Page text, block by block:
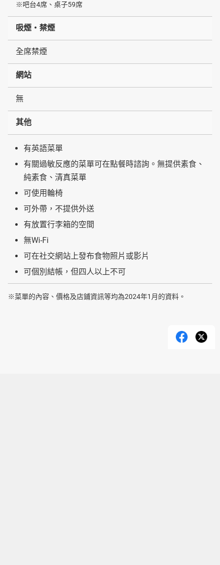
※吧台4席、桌子59席
吸煙・禁煙
全席禁煙
網站
無
其他
有英語菜單
有關過敏反應的菜單可在點餐時諮詢。無提供素食、
純素食、清真菜單
可使用輪椅
可外帶，不提供外送
有放置行李箱的空間
無Wi-Fi
可在社交網站上發布食物照片或影片
可個別結帳，但四人以上不可
※菜單的內容、價格及店鋪資訊等均為2024年1月的資料。